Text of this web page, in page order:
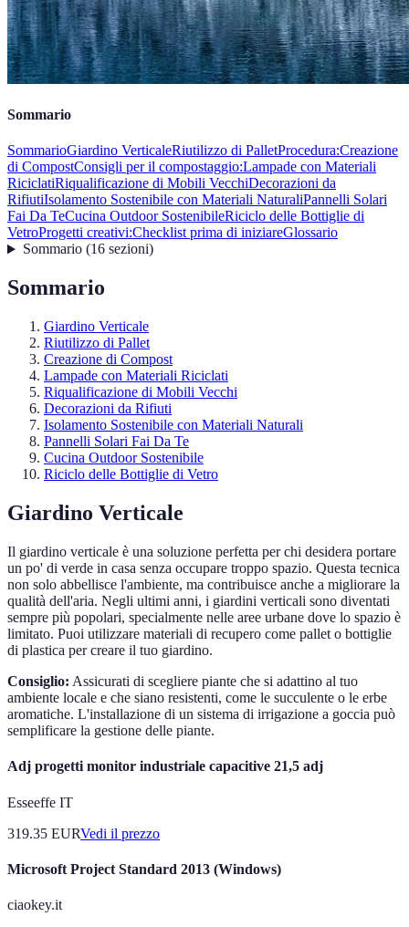
Sommario
SommarioGiardino VerticaleRiutilizzo di PalletProcedura:Creazione
di CompostConsigli per il compostaggio:Lampade con Materiali
RiciclatiRiqualificazione di Mobili VecchiDecorazioni da
RifiutiIsolamento Sostenibile con Materiali NaturaliPannelli Solari
Fai Da TeCucina Outdoor SostenibileRiciclo delle Bottiglie di
VetroProgetti creativi:Checklist prima di iniziareGlossario
Sommario(16 sezioni)
Sommario
Giardino Verticale
Riutilizzo di Pallet
Creazione di Compost
Lampade con Materiali Riciclati
Riqualificazione di Mobili Vecchi
Decorazioni da Rifiuti
Isolamento Sostenibile con Materiali Naturali
Pannelli Solari Fai Da Te
Cucina Outdoor Sostenibile
Riciclo delle Bottiglie di Vetro
Giardino Verticale
Il giardino verticale è una soluzione perfetta per chi desidera portare
un po' di verde in casa senza occupare troppo spazio. Questa tecnica
non solo abbellisce l'ambiente, ma contribuisce anche a migliorare la
qualità dell'aria. Negli ultimi anni, i giardini verticali sono diventati
sempre più popolari, specialmente nelle aree urbane dove lo spazio è
limitato. Puoi utilizzare materiali di recupero come pallet o bottiglie
di plastica per creare il tuo giardino.
Consiglio: Assicurati di scegliere piante che si adattino al tuo
ambiente locale e che siano resistenti, come le succulente o le erbe
aromatiche. L'installazione di un sistema di irrigazione a goccia può
semplificare la gestione delle piante.
Adj progetti monitor industriale capacitive 21,5 adj
Esseeffe IT
319.35 EURVedi il prezzo
Microsoft Project Standard 2013 (Windows)
ciaokey.it